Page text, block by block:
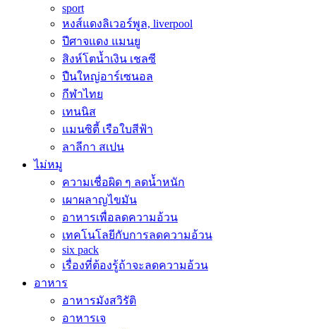
sport
หงส์แดงลิเวอร์พูล, liverpool
ปีศาจแดง แมนยู
สิงห์โตน้ำเงิน เชลซี
ปืนใหญ่อาร์เซนอล
กีฬาไทย
เทนนิส
แมนซิตี้ เรือใบสีฟ้า
ลาลีกา สเปน
ไม่หมู
ความเชื่อผิด ๆ ลดน้ำหนัก
เผาผลาญไขมัน
อาหารเพื่อลดความอ้วน
เทคโนโลยีกับการลดความอ้วน
six pack
เรื่องที่ต้องรู้ถ้าจะลดความอ้วน
อาหาร
อาหารมังสวิรัติ
อาหารเจ